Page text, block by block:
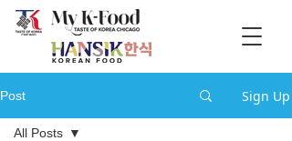
Post Sign Up
All Posts